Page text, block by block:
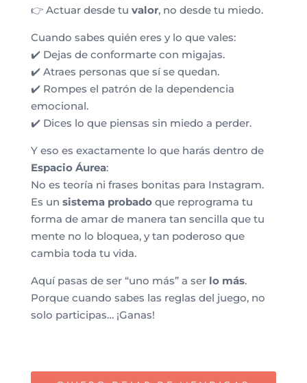
👉 Actuar desde tu valor, no desde tu miedo.
Cuando sabes quién eres y lo que vales:
✔️ Dejas de conformarte con migajas.
✔️ Atraes personas que sí se quedan.
✔️ Rompes el patrón de la dependencia
emocional.
✔️ Dices lo que piensas sin miedo a perder.
Y eso es exactamente lo que harás dentro de
Espacio Áurea:
No es teoría ni frases bonitas para Instagram.
Es un sistema probadoque reprograma tu
forma de amar de manera tan sencilla que tu
mente no lo bloquea, y tan poderoso que
cambia toda tu vida.
Aquí pasas de ser “uno más” a ser lo más.
Porque cuando sabes las reglas del juego, no
solo participas… ¡Ganas!